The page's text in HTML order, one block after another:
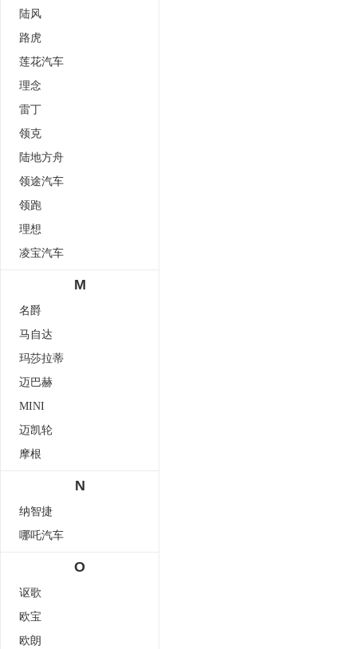
陆风
路虎
莲花汽车
理念
雷丁
领克
陆地方舟
领途汽车
领跑
理想
凌宝汽车
M
名爵
马自达
玛莎拉蒂
迈巴赫
MINI
迈凯轮
摩根
N
纳智捷
哪吒汽车
O
讴歌
欧宝
欧朗